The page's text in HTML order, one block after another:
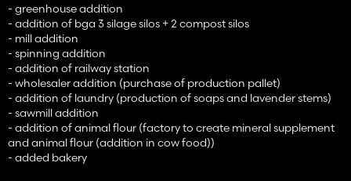
- greenhouse addition
- addition of bga 3 silage silos + 2 compost silos
- mill addition
- spinning addition
- addition of railway station
- wholesaler addition (purchase of production pallet)
- addition of laundry (production of soaps and lavender stems)
- sawmill addition
- addition of animal flour (factory to create mineral supplement
and animal flour (addition in cow food))
- added bakery